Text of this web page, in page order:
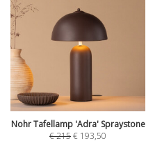
Nohr Tafellamp 'Adra' Spraystone
€215€ 193,50